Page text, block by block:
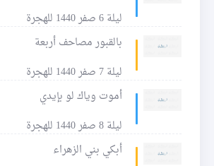
ليلة 6 صفر 1440 للهجرة
بالقبور مصاحف أربعة
ليلة 7 صفر 1440 للهجرة
أموت وياك لو بإيدي
ليلة 8 صفر 1440 للهجرة
أبكي بني الزهراء